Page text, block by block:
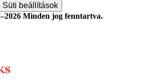
Süti beállítások
Minden jog fenntartva.